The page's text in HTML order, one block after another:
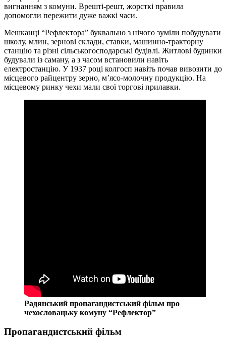
вигнанням з комуни. Врешті-решт, жорсткі правила
допомогли пережити дуже важкі часи.
Мешканці “Рефлектора” буквально з нічого зуміли побудувати
школу, млин, зернові склади, ставки, машинно-тракторну
станцію та різні сільськогосподарські будівлі. Житлові будинки
будували із саману, а з часом встановили навіть
електростанцію. У 1937 році колгосп навіть почав вивозити до
місцевого райцентру зерно, м’ясо-молочну продукцію. На
місцевому ринку чехи мали свої торгові прилавки.
Радянський пропагандистський фільм про
чехословацьку комуну “Рефлектор”
Пропагандистський фільм